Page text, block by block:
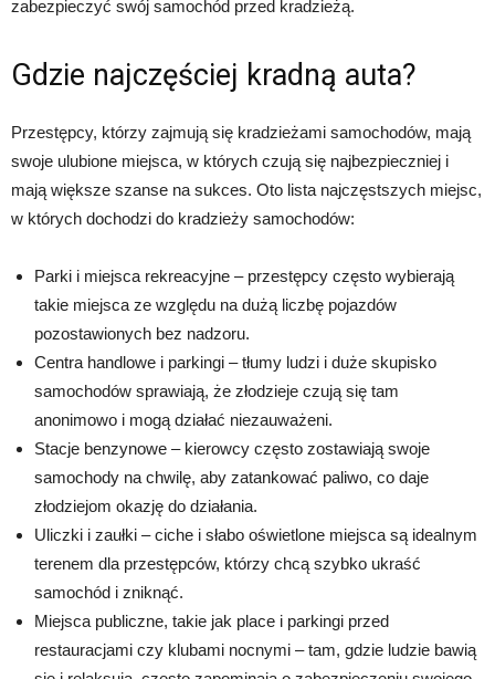
zabezpieczyć swój samochód przed kradzieżą.
Gdzie najczęściej kradną auta?
Przestępcy, którzy zajmują się kradzieżami samochodów, mają
swoje ulubione miejsca, w których czują się najbezpieczniej i
mają większe szanse na sukces. Oto lista najczęstszych miejsc,
w których dochodzi do kradzieży samochodów:
Parki i miejsca rekreacyjne – przestępcy często wybierają
takie miejsca ze względu na dużą liczbę pojazdów
pozostawionych bez nadzoru.
Centra handlowe i parkingi – tłumy ludzi i duże skupisko
samochodów sprawiają, że złodzieje czują się tam
anonimowo i mogą działać niezauważeni.
Stacje benzynowe – kierowcy często zostawiają swoje
samochody na chwilę, aby zatankować paliwo, co daje
złodziejom okazję do działania.
Uliczki i zaułki – ciche i słabo oświetlone miejsca są idealnym
terenem dla przestępców, którzy chcą szybko ukraść
samochód i zniknąć.
Miejsca publiczne, takie jak place i parkingi przed
restauracjami czy klubami nocnymi – tam, gdzie ludzie bawią